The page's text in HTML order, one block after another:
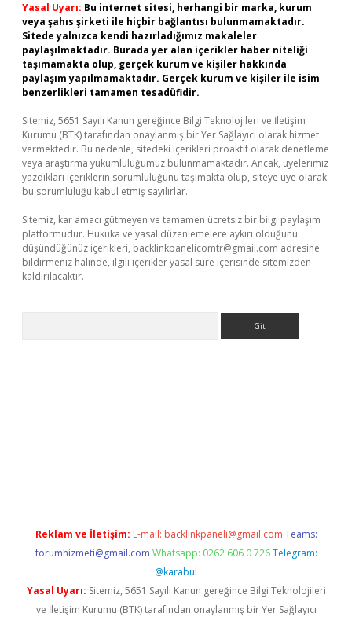
Yasal Uyarı: Bu internet sitesi, herhangi bir marka, kurum
veya şahıs şirketi ile hiçbir bağlantısı bulunmamaktadır.
Sitede yalnızca kendi hazırladığımız makaleler
paylaşılmaktadır. Burada yer alan içerikler haber niteliği
taşımamakta olup, gerçek kurum ve kişiler hakkında
paylaşım yapılmamaktadır. Gerçek kurum ve kişiler ile isim
benzerlikleri tamamen tesadüfidir.
Sitemiz, 5651 Sayılı Kanun gereğince Bilgi Teknolojileri ve İletişim
Kurumu (BTK) tarafından onaylanmış bir Yer Sağlayıcı olarak hizmet
vermektedir. Bu nedenle, sitedeki içerikleri proaktif olarak denetleme
veya araştırma yükümlülüğümüz bulunmamaktadır. Ancak, üyelerimiz
yazdıkları içeriklerin sorumluluğunu taşımakta olup, siteye üye olarak
bu sorumluluğu kabul etmiş sayılırlar.
Sitemiz, kar amacı gütmeyen ve tamamen ücretsiz bir bilgi paylaşım
platformudur. Hukuka ve yasal düzenlemelere aykırı olduğunu
düşündüğünüz içerikleri, backlinkpanelicomtr@gmail.com adresine
bildirmeniz halinde, ilgili içerikler yasal süre içerisinde sitemizden
kaldırılacaktır.
Reklam ve İletişim: E-mail: backlinkpaneli@gmail.com Teams:
forumhizmeti@gmail.com Whatsapp: 0262 606 0 726 Telegram:
@karabul
Yasal Uyarı: Sitemiz, 5651 Sayılı Kanun gereğince Bilgi Teknolojileri
ve İletişim Kurumu (BTK) tarafından onaylanmış bir Yer Sağlayıcı